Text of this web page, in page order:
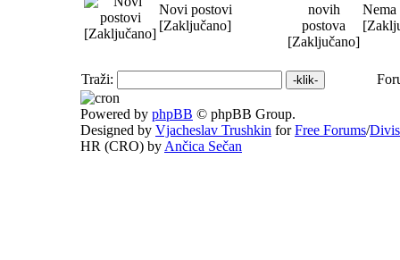
Novi postovi
[Zaključano]
Nema
Traži:
Powered by phpBB © phpBB Group.
Designed by Vjacheslav Trushkin forFree Forums/
HR (CRO) by Ančica Sečan